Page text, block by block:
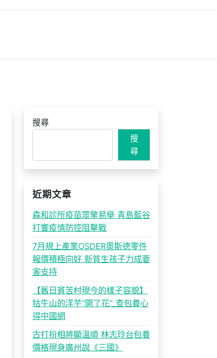
搜尋
搜
尋
近期文章
森和診所疫苗眾擎易舉 青島藍谷
打響疫情防控阻擊戰
7月規上產業OSDER奧斯德零件
報價積極向好 新質生孩子力成要
害支持
【舊日貧苦村現今的樣子容貌】
牯牛山的洋芋“開了花”_查包養心
得中國網
古打扮相將顯溫順 林志玲台包養
價格現身廣州說《三國》